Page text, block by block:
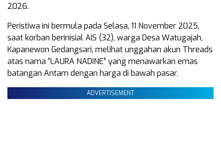
2026.
Peristiwa ini bermula pada Selasa, 11 November 2025,
saat korban berinisial AIS (32), warga Desa Watugajah,
Kapanewon Gedangsari, melihat unggahan akun Threads
atas nama “LAURA NADINE” yang menawarkan emas
batangan Antam dengan harga di bawah pasar.
ADVERTISEMENT